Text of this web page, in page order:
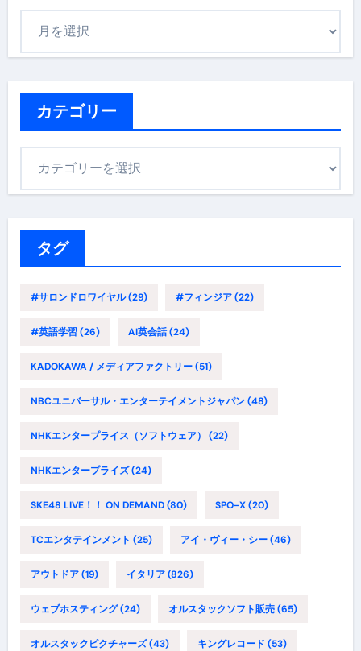
カテゴリー
タグ
#サロンドロワイヤル(29) #フィンジア(22)
#英語学習(26) AI英会話(24)
KADOKAWA / メディアファクトリー(51)
NBCユニバーサル・エンターテイメントジャパン(48)
NHKエンタープライス（ソフトウェア） (22)
NHKエンタープライズ(24)
SKE48 LIVE！！ ON DEMAND(80) SPO-X(20)
TCエンタテインメント (25) アイ・ヴィー・シー(46)
アウトドア(19) イタリア(826)
ウェブホスティング(24) オルスタックソフト販売(65)
オルスタックピクチャーズ(43) キングレコード (53)